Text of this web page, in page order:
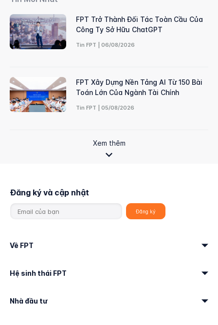
FPT Trở Thành Đối Tác Toàn Cầu Của
Công Ty Sở Hữu ChatGPT
Tin FPT | 06/08/2026
FPT Xây Dựng Nền Tảng AI Từ 150 Bài
Toán Lớn Của Ngành Tài Chính
Tin FPT | 05/08/2026
Xem thêm
Đăng ký và cập nhật
Về FPT
Hệ sinh thái FPT
Nhà đầu tư